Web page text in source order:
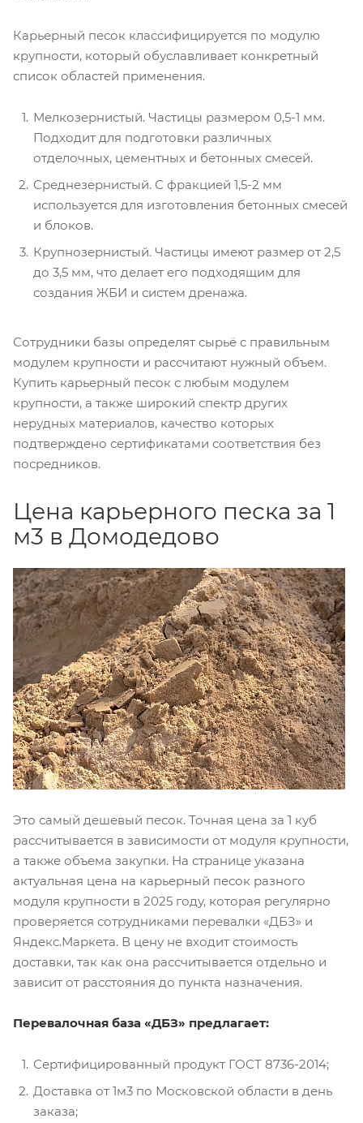
Карьерный песок классифицируется по модулю
крупности, который обуславливает конкретный
список областей применения.
Мелкозернистый. Частицы размером 0,5-1 мм.
Подходит для подготовки различных
отделочных, цементных и бетонных смесей.
Среднезернистый. С фракцией 1,5-2 мм
используется для изготовления бетонных смесей
и блоков.
Крупнозернистый. Частицы имеют размер от 2,5
до 3,5 мм, что делает его подходящим для
создания ЖБИ и систем дренажа.
Сотрудники базы определят сырьё с правильным
модулем крупности и рассчитают нужный объем.
Купить карьерный песок с любым модулем
крупности, а также широкий спектр других
нерудных материалов, качество которых
подтверждено сертификатами соответствия без
посредников.
Цена карьерного песка за 1
м3 в Домодедово
Это самый дешевый песок. Точная цена за 1 куб
рассчитывается в зависимости от модуля крупности,
а также объема закупки. На странице указана
актуальная цена на карьерный песок разного
модуля крупности в 2025 году, которая регулярно
проверяется сотрудниками перевалки «ДБЗ» и
Яндекс.Маркета. В цену не входит стоимость
доставки, так как она рассчитывается отдельно и
зависит от расстояния до пункта назначения.
Перевалочная база «ДБЗ» предлагает:
Сертифицированный продукт ГОСТ 8736-2014;
Доставка от 1м3 по Московской области в день
заказа;